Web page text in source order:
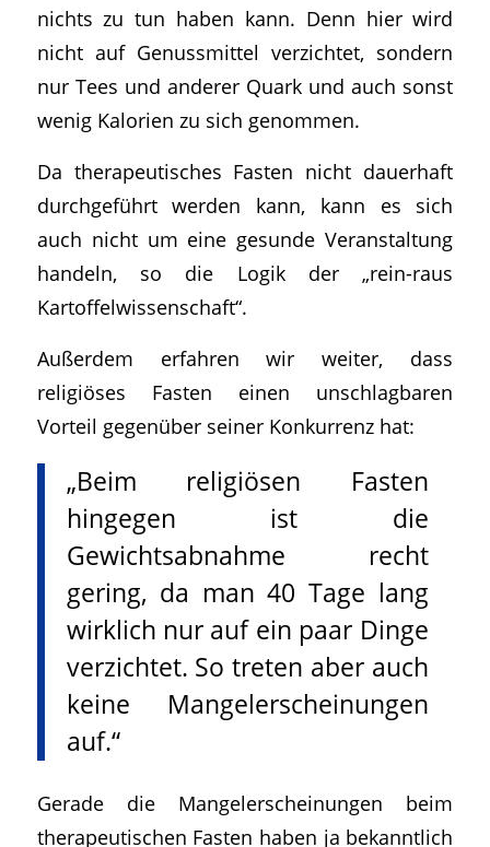
nichts zu tun haben kann. Denn hier wird
nicht auf Genussmittel verzichtet, sondern
nur Tees und anderer Quark und auch sonst
wenig Kalorien zu sich genommen.
Da therapeutisches Fasten nicht dauerhaft
durchgeführt werden kann, kann es sich
auch nicht um eine gesunde Veranstaltung
handeln, so die Logik der „rein-raus
Kartoffelwissenschaft“.
Außerdem erfahren wir weiter, dass
religiöses Fasten einen unschlagbaren
Vorteil gegenüber seiner Konkurrenz hat:
„Beim religiösen Fasten
hingegen ist die
Gewichtsabnahme recht
gering, da man 40 Tage lang
wirklich nur auf ein paar Dinge
verzichtet. So treten aber auch
keine Mangelerscheinungen
auf.“
Gerade die Mangelerscheinungen beim
therapeutischen Fasten haben ja bekanntlich